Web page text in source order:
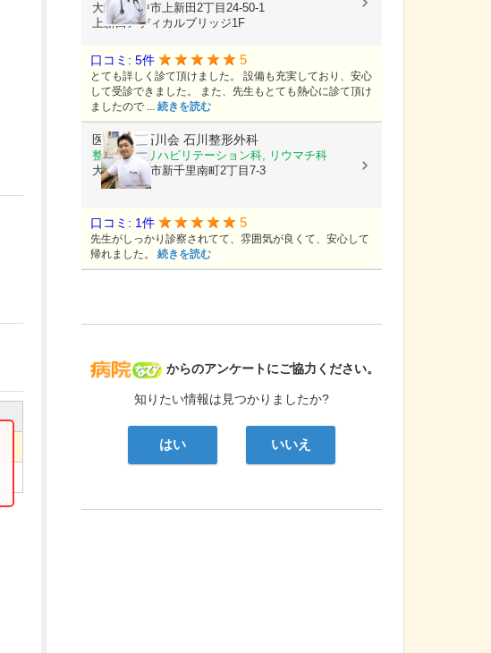
病院なび
からのアンケートにご協力ください。
知りたい情報は見つかりましたか?
はい いいえ
大阪府豊中市上新田2丁目24-50-1
上新田メディカルブリッジ1F
口コミ: 5件 5
とても詳しく診て頂けました。 設備も充実しており、安心
して受診できました。 また、先生もとても熱心に診て頂け
ましたので ... 続きを読む
医療法人石川会 石川整形外科
整形外科, リハビリテーション科, リウマチ科
大阪府豊中市新千里南町2丁目7-3
口コミ: 1件 5
先生がしっかり診察されてて、雰囲気が良くて、安心して
帰れました。 続きを読む